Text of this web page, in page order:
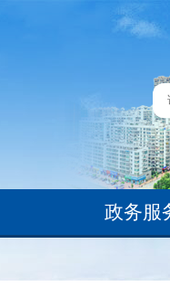
政务服